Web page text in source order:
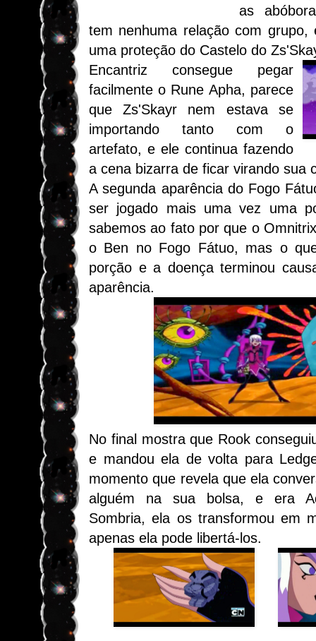
as
tem nenhuma relação com grupo,
uma proteção do Castelo do
Encantriz consegue pegar
facilmente o Rune Apha, parece
que Zs'Skayr nem estava se
importando tanto com o
artefato, e ele continua fazendo
a cena bizarra de ficar virando sua
A segunda aparência do Fogo
ser jogado mais uma vez uma
sabemos ao fato por que o
o Ben no Fogo Fátuo, mas o
porção e a doença terminou
aparência.
No final mostra que Rook
e mandou ela de volta para
momento que revela que ela
alguém na sua bolsa, e era
Sombria, ela os transformou em
apenas ela pode libertá-los.